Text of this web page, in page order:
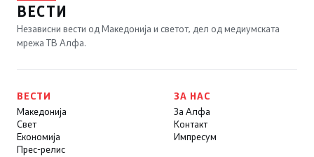
ВЕСТИ
Независни вести од Македонија и светот, дел од медиумската
мрежа ТВ Алфа.
ВЕСТИ
Македонија
Свет
Економија
Прес-релис
ЗА НАС
За Алфа
Контакт
Импресум